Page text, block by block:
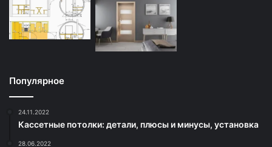
Популярное
24.11.2022
Кассетные потолки: детали, плюсы и минусы, установка
28.06.2022